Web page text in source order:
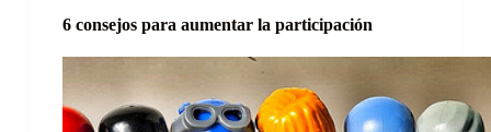
6 consejos para aumentar la participación